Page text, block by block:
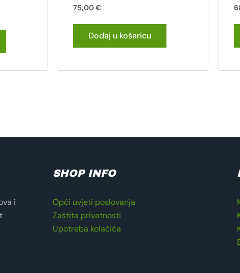
75,00€
Dodaj u košaricu
i
SHOP INFO
Opći uvjeti poslovanja
Zaštita privatnosti
Upotreba kolačića